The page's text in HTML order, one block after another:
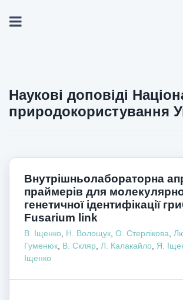
Наукові доповіді
природокористування
Внутрішньолабораторна
праймерів для
генетичної ідентифікації
Fusarium link
В. Іщенко Н. Волощук О. Стерлікова
Гуменюк В. Скляр Л. Калакайло Я.
Іщенко